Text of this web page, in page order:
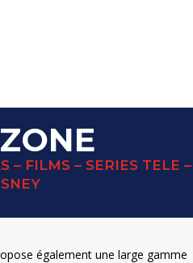
– FILMS – SERIES TELE –
également une large gamme